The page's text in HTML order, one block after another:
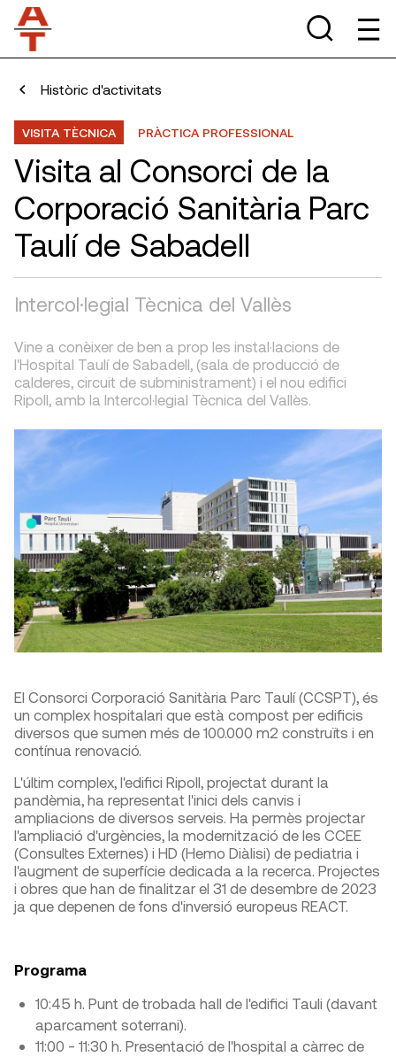
Històric d'activitats
VISITA TÈCNICA PRÀCTICA PROFESSIONAL
Visita al Consorci de la
Corporació Sanitària Parc
Taulí de Sabadell
Intercol·legial Tècnica del Vallès
Vine a conèixer de ben a prop les instal·lacions de
l'Hospital Taulí de Sabadell, (sala de producció de
calderes, circuit de subministrament) i el nou edifici
Ripoll, amb la Intercol·legial Tècnica del Vallès.
El Consorci Corporació Sanitària Parc Taulí (CCSPT), és
un complex hospitalari que està compost per edificis
diversos que sumen més de 100.000 m2 construïts i en
contínua renovació.
L'últim complex, l'edifici Ripoll, projectat durant la
pandèmia, ha representat l'inici dels canvis i
ampliacions de diversos serveis. Ha permès projectar
l'ampliació d'urgències, la modernització de les CCEE
(Consultes Externes) i HD (Hemo Diàlisi) de pediatria i
l'augment de superfície dedicada a la recerca. Projectes
i obres que han de finalitzar el 31 de desembre de 2023
ja que depenen de fons d'inversió europeus REACT.
Programa
10:45 h. Punt de trobada hall de l'edifici Tauli (davant
aparcament soterrani).
11:00 - 11:30 h. Presentació de l'hospital a càrrec de